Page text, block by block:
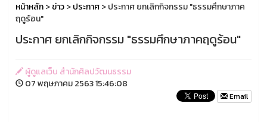
หน้าหลัก>ข่าว>ประกาศ> ประกาศ ยกเลิกกิจกรรม "ธรรมศึกษาภาค
ฤดูร้อน"
ประกาศ ยกเลิกกิจกรรม "ธรรมศึกษาภาคฤดูร้อน"
ผู้ดูแลเว็บ สำนักศิลปวัฒนธรรม
07 พฤษภาคม 2563 15:46:08
Email